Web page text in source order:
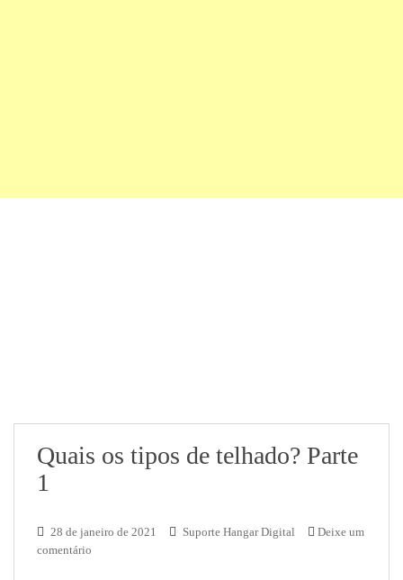
Quais os tipos de telhado? Parte
1
28 de janeiro de 2021 Suporte Hangar Digital
Deixe um
comentário